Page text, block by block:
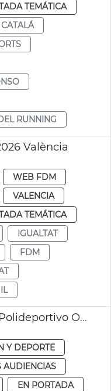
TEMÁTICA
RUNNING
València
WEB FDM
VALENCIA
TEMÁTICA
IGUALTAT
FDM
Inicio obras reparación Polideportivo Orriols València
Y DEPORTE
AUDIENCIAS
EN PORTADA